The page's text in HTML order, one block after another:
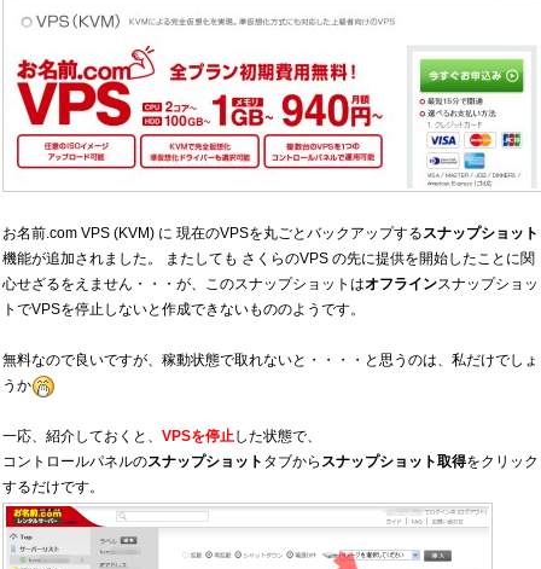
お名前.com VPS (KVM) に 現在のVPSを丸ごとバックアップするスナップショット
機能が追加されました。 またしても さくらのVPS の先に提供を開始したことに関
心せざるをえません・・・が、このスナップショットはオフラインスナップショッ
トでVPSを停止しないと作成できないもののようです。
無料なので良いですが、稼動状態で取れないと・・・・と思うのは、私だけでしょ
うか
一応、紹介しておくと、 VPSを停止した状態で、
コントロールパネルのスナップショット タブから スナップショット取得をクリック
するだけです。